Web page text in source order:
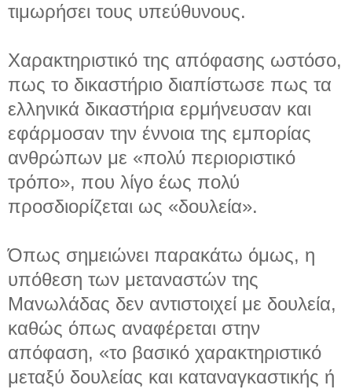
τιμωρήσει τους υπεύθυνους.
Χαρακτηριστικό της απόφασης ωστόσο,
πως το δικαστήριο διαπίστωσε πως τα
ελληνικά δικαστήρια ερμήνευσαν και
εφάρμοσαν την έννοια της εμπορίας
ανθρώπων με «πολύ περιοριστικό
τρόπο», που λίγο έως πολύ
προσδιορίζεται ως «δουλεία».
Όπως σημειώνει παρακάτω όμως, η
υπόθεση των μεταναστών της
Μανωλάδας δεν αντιστοιχεί με δουλεία,
καθώς όπως αναφέρεται στην
απόφαση, «το βασικό χαρακτηριστικό
μεταξύ δουλείας και καταναγκαστικής ή